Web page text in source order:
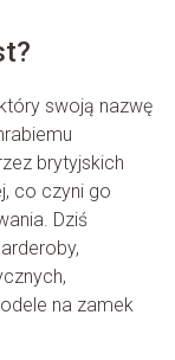
swoją nazwę
brytyjskich
co czyni go
Dziś
na zamek